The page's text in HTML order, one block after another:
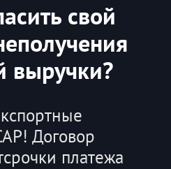
свой
выручки?
Договор
платежа